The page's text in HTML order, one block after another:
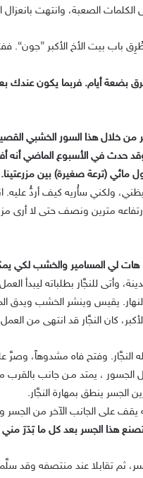
الكلمات الصعبة، وانتهت بانعزال
باب بيت الأخ الأكبر ”جون“.
أيام. فربما يكون عندك
خلال هذا السور الخشبي
حدث في الأسبوع الماضي أنه
مائي (ترعة صغيرة) بين مزرعتينا.
ولكني سأُريه كيف أردُّ عليه.
مترين ونصف حتى لا أرى
لي المسامير والخشب لكي
وأتى للنجَّار بطلباته ليبدأ
النهار. يقيس وينشر الخشب ويدق
كان النجَّار قد انتهى من
النجَّار. وفتح فاه مشدوهاً،
، يمتد مـن جانب بالقرب
الجسر ينطق بمهارة النجَّار.
يقف على الجانب الآخر من الجسر
هذا الجسر بعد كل ما بَدَرَ
ثم تقابلا عند منتصفه وقد